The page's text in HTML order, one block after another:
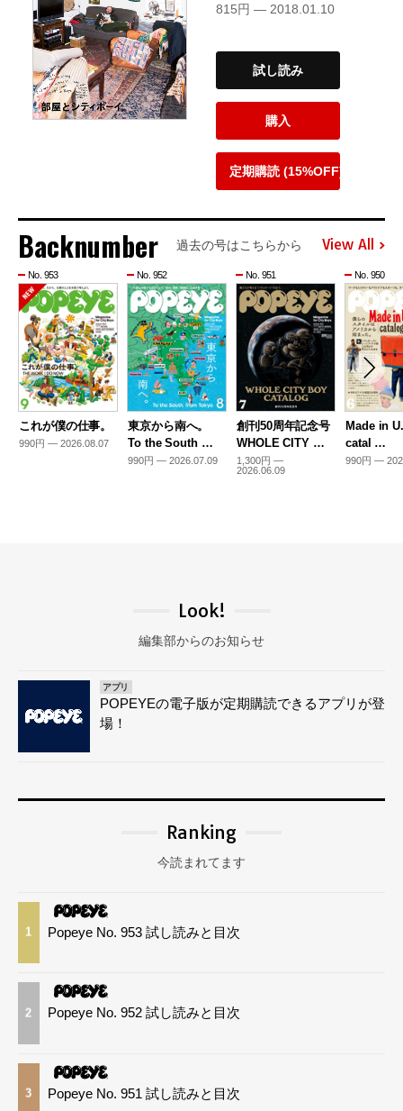
815円 — 2018.01.10
試し読み
購入
定期購読 (15%OFF)
Backnumber 過去の号はこちらから View All
No. 953
これが僕の仕事。
990円 — 2026.08.07
No. 952
東京から南へ。
To the South …
990円 — 2026.07.09
No. 951
創刊50周年記念号
WHOLE CITY …
1,300円 —
2026.06.09
No. 950
Made in
catal …
990円 —
Look!
編集部からのお知らせ
アプリ
POPEYEの電子版が定期購読できるアプリが登
場！
Ranking
今読まれてます
1 Popeye No. 953 試し読みと目次
2 Popeye No. 952 試し読みと目次
3 Popeye No. 951 試し読みと目次